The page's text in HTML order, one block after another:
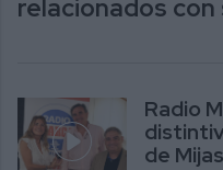
relacionados
Radio
de